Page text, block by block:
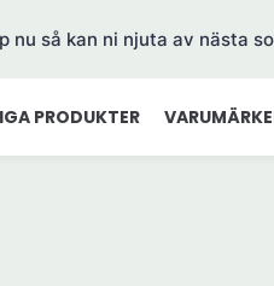
nu så kan ni njuta av nästa
PRODUKTER